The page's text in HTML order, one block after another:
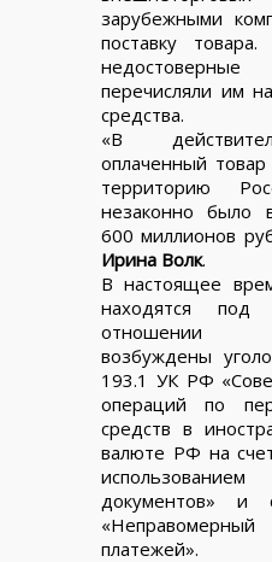
зарубежными
поставку
перечисляли им
средства.
«В
оплаченный
территорию
незаконно было
600 миллионов
Ирина Волк.
В настоящее
находятся
отношении
возбуждены
193.1 УК РФ
операций по
средств в
валюте РФ на
документов»
платежей».